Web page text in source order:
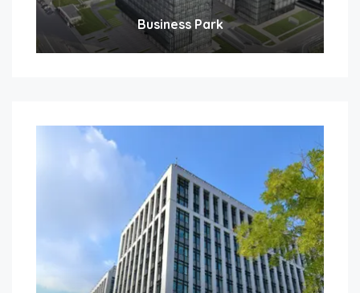
Business Park